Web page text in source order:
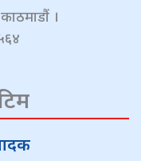
।